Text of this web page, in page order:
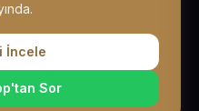
İncele
Sor